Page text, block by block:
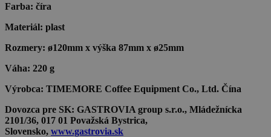
Farba: číra
Materiál: plast
Rozmery: ø120mm x výška 87mm x ø25mm
Váha: 220 g
Výrobca: TIMEMORE Coffee Equipment Co., Ltd. Čína
Dovozca pre SK: GASTROVIA group s.r.o., Mládežnícka
2101/36, 017 01 Považská Bystrica,
Slovensko, www.gastrovia.sk